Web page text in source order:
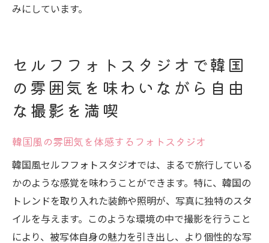
みにしています。
セルフフォトスタジオで韓国
の雰囲気を味わいながら自由
な撮影を満喫
韓国風の雰囲気を体感するフォトスタジオ
韓国風セルフフォトスタジオでは、まるで旅行している
かのような感覚を味わうことができます。特に、韓国の
トレンドを取り入れた装飾や照明が、写真に独特のスタ
イルを与えます。このような環境の中で撮影を行うこと
により、被写体自身の魅力を引き出し、より個性的な写